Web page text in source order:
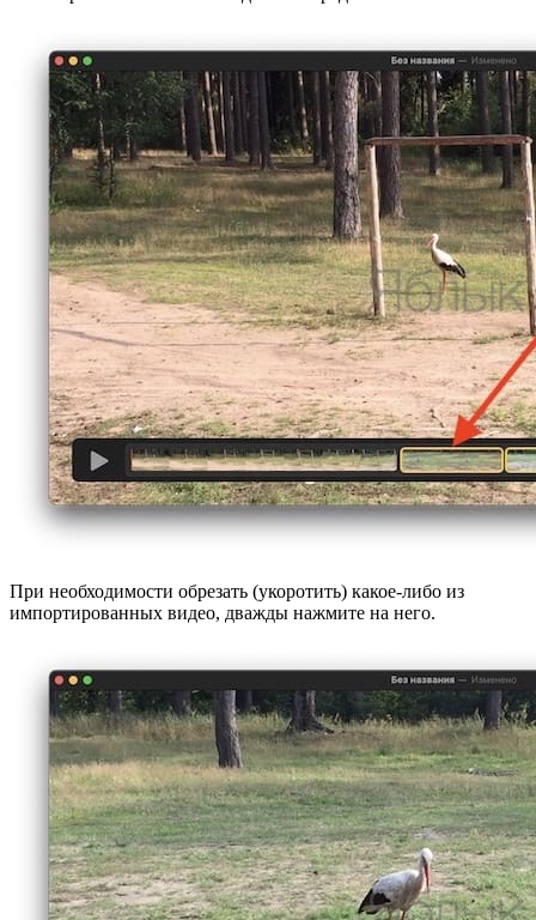
При необходимости обрезать (укоротить) какое-либо из
импортированных видео, дважды нажмите на него.